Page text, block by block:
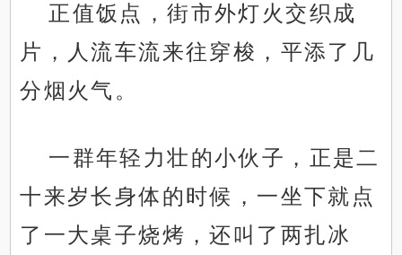
正值饭点，街市外灯火交织成
片，人流车流来往穿梭，平添了几
分烟火气。
一群年轻力壮的小伙子，正是二
十来岁长身体的时候，一坐下就点
了一大桌子烧烤，还叫了两扎冰